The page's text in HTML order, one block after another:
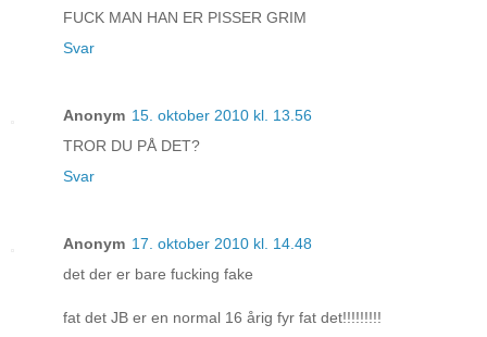
FUCK MAN HAN ER PISSER GRIM
Svar
Anonym 15. oktober 2010 kl. 13.56
TROR DU PÅ DET?
Svar
Anonym 17. oktober 2010 kl. 14.48
det der er bare fucking fake
fat det JB er en normal 16 årig fyr fat det!!!!!!!!!